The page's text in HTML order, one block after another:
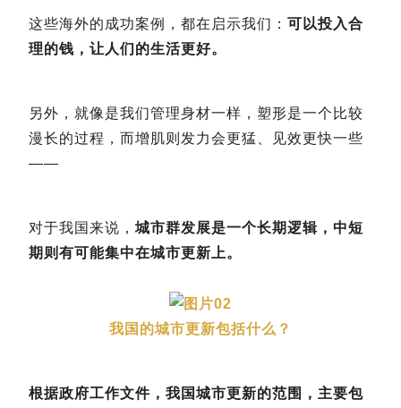
这些海外的成功案例，都在启示我们： 可以投入合
理的钱，让人们的生活更好。
另外，就像是我们管理身材一样，塑形是一个比较
漫长的过程，而增肌则发力会更猛、见效更快一些
——
对于我国来说， 城市群发展是一个长期逻辑，中短
期则有可能集中在城市更新上。
02
我国的城市更新包括什么？
根据政府工作文件，我国城市更新的范围，主要包